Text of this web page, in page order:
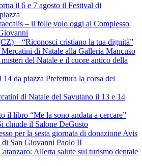
il 6 e 7 agosto il Festival di
– il folle volo oggi al Complesso
– “Riconosci cristiano la tua dignità”
di Natale alla Galleria Mancuso
del Natale e il cuore antico della
da piazza Prefettura la corsa dei
di Natale del Savutano il 13 e 14
il libro “Me la sono andata a cercare”
il Salone DeGusto
per la sesta giornata di donazione Avis
di San Giovanni Paolo II
Allerta salute sul turismo dentale